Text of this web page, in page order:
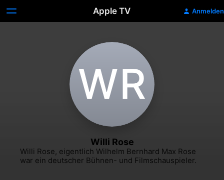
Apple TV Anmelden
W‌R
Willi Rose
Willi Rose, eigentlich Wilhelm Bernhard Max Rose
war ein deutscher Bühnen- und Filmschauspieler.